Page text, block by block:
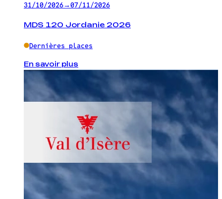
31/10/2026→07/11/2026
MDS 120 Jordanie 2026
Dernières places
En savoir plus